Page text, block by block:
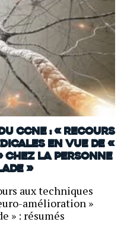
CCNE : « Recours
en vue de «
chez la personne
»
aux techniques
amélioration »
» : résumés